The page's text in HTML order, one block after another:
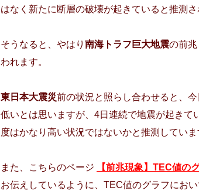
はなく新たに断層の破壊が起きていると推測さ
そうなると、やはり 南海トラフ巨大地震の前
われます。
東日本大震災前の状況と照らし合わせると、
低いとは思いますが、4日連続で地震が起き
度はかなり高い状況ではないかと推測していま
また、こちらのページ 【前兆現象】TEC値の
お伝えしているように、TEC値のグラフにお